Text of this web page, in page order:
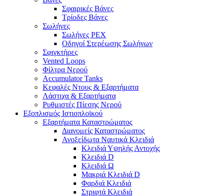
Σφαιρικές Βάνες
Τρίοδες Βάνες
Σωλήνες
Σωλήνες PEX
Οδηγοί Στερέωσης Σωλήνων
Σφιγκτήρες
Vented Loops
Φίλτρα Νερού
Accumulator Tanks
Κεφαλές Ντους & Εξαρτήματα
Λάστιχα & Εξαρτήματα
Ρυθμιστές Πίεσης Νερού
Εξοπλισμός Ιστιοπλοϊκού
Εξαρτήματα Καταστρώματος
Διανομείς Καταστρώματος
Ανοξείδωτα Ναυτικά Κλειδιά
Κλειδιά Υψηλής Αντοχής
Κλειδιά D
Κλειδιά Ω
Μακριά Κλειδιά D
Φαρδιά Κλειδιά
Στριφτά Κλειδιά